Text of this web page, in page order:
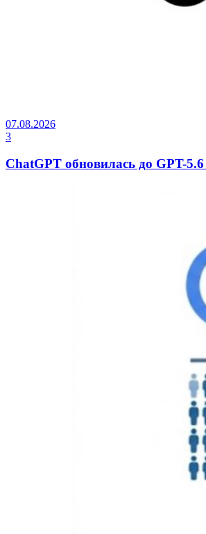
07.08.2026
3
ChatGPT обновилась до GPT-